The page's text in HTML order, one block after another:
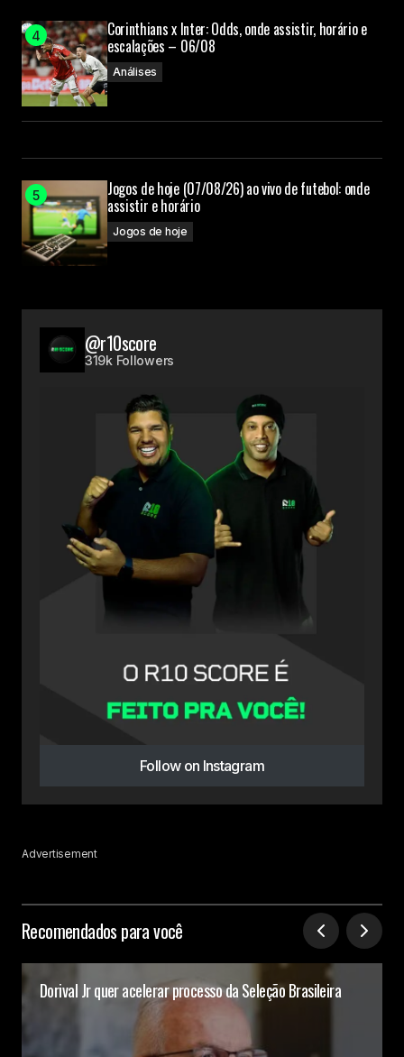
Corinthians x Inter: Odds, onde assistir, horário e
escalações – 06/08
Análises
Jogos de hoje (07/08/26) ao vivo de futebol: onde
assistir e horário
Jogos de hoje
@r10score
319k Followers
Follow on Instagram
Advertisement
Recomendados para você
Dorival Jr quer acelerar processo da Seleção Brasileira